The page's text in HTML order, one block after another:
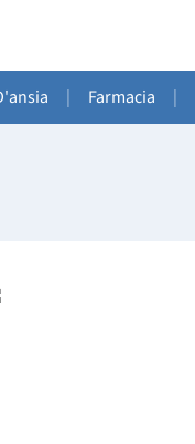
| Farmacia |